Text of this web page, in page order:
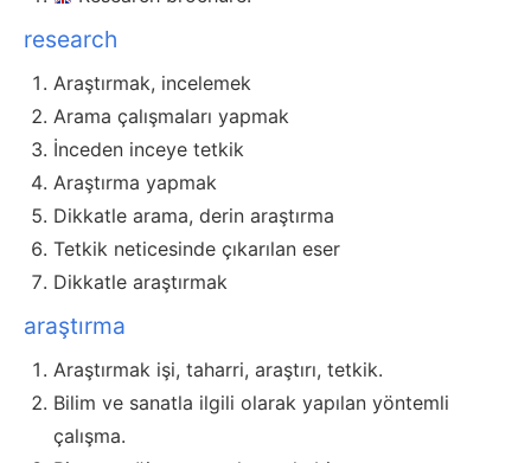
research
Araştırmak, incelemek
Arama çalışmaları yapmak
İnceden inceye tetkik
Araştırma yapmak
Dikkatle arama, derin araştırma
Tetkik neticesinde çıkarılan eser
Dikkatle araştırmak
araştırma
Araştırmak işi, taharri, araştırı, tetkik.
Bilim ve sanatla ilgili olarak yapılan yöntemli
çalışma.